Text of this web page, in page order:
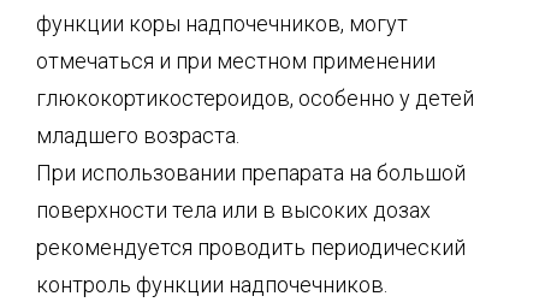
функции коры надпочечников, могут
отмечаться и при местном применении
глюкокортикостероидов, особенно у детей
младшего возраста.
При использовании препарата на большой
поверхности тела или в высоких дозах
рекомендуется проводить периодический
контроль функции надпочечников.